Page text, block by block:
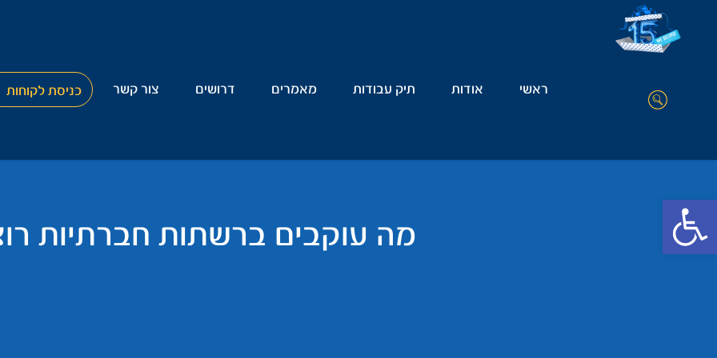
Open toolbar
ראשי אודות תיק עבודות מאמרים דרושים צור קשר כניסת לקוחות
מה עוקבים ברשתות חברתיות